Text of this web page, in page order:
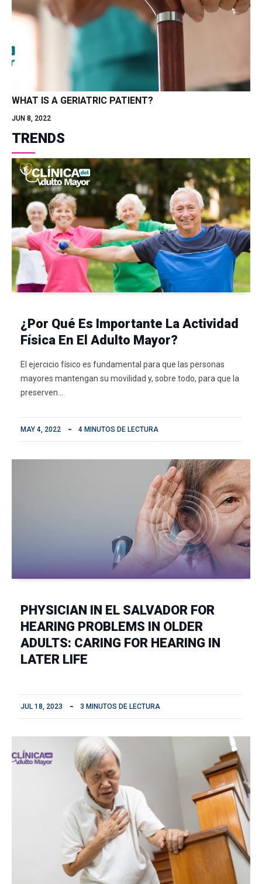
WHAT IS A GERIATRIC PATIENT?
JUN 8, 2022
TRENDS
¿Por Qué Es Importante La Actividad
Física En El Adulto Mayor?
El ejercicio físico es fundamental para que las personas
mayores mantengan su movilidad y, sobre todo, para que la
preserven…
MAY 4, 2022 4 MINUTOS DE LECTURA
PHYSICIAN IN EL SALVADOR FOR
HEARING PROBLEMS IN OLDER
ADULTS: CARING FOR HEARING IN
LATER LIFE
JUL 18, 2023 3 MINUTOS DE LECTURA